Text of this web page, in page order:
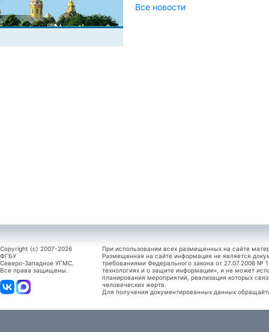
Все новости
Copyright (c) 2007-2026
ФГБУ
Северо-Западное УГМС.
Все права защищены.
При использовании всех размещенных на сайте
Размещенная на сайте информация не является
требованиями Федерального закона от 27.07.2006
технологиях и о защите информации», и не может
планирования мероприятий, реализация которых
человеческих жертв.
Для получения документированных данных